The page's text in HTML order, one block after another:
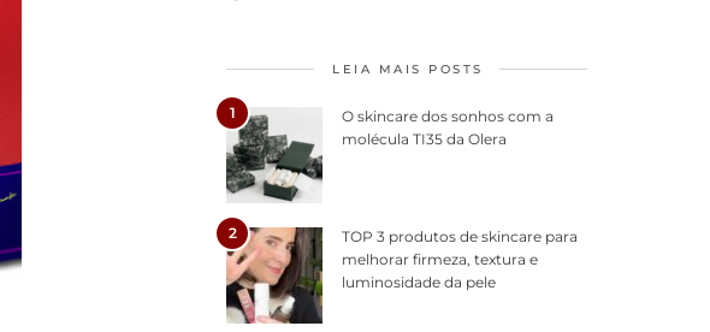
LEIA MAIS POSTS
1
O skincare dos sonhos com a
molécula TI35 da Olera
2
TOP 3 produtos de skincare para
melhorar firmeza, textura e
luminosidade da pele